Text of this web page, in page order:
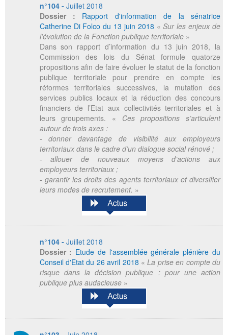
n°104 - Juillet 2018
Dossier : Rapport d'information de la sénatrice
Catherine Di Folco du 13 juin 2018 «Sur les enjeux de
l’évolution de la Fonction publique territoriale»
Dans son rapport d’information du 13 juin 2018, la
Commission des lois du Sénat formule quatorze
propositions afin de faire évoluer le statut de la fonction
publique territoriale pour prendre en compte les
réformes territoriales successives, la mutation des
services publics locaux et la réduction des concours
financiers de l’Etat aux collectivités territoriales et à
leurs groupements. « Ces propositions s’articulent
autour de trois axes :
- donner davantage de visibilité aux employeurs
territoriaux dans le cadre d’un dialogue social rénové ;
- allouer de nouveaux moyens d’actions aux
employeurs territoriaux ;
- garantir les droits des agents territoriaux et diversifier
leurs modes de recrutement. »
n°104 - Juillet 2018
Dossier : Etude de l'assemblée générale plénière du
Conseil d'Etat du 26 avril 2018 «La prise en compte du
risque dans la décision publique : pour une action
publique plus audacieuse»